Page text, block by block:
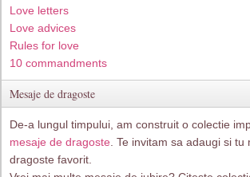
Love letters
Love advices
Rules for love
10 commandments
Mesaje de dragoste
De-a lungul timpului, am construit o colectie
mesaje de dragoste . Te invitam sa adaugi si
dragoste favorit.